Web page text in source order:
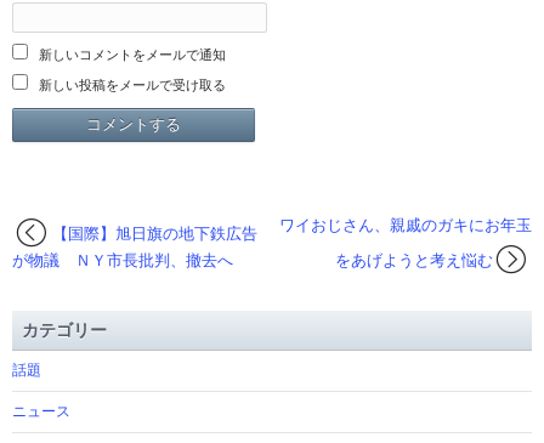
新しいコメントをメールで通知
新しい投稿をメールで受け取る
ワイおじさん、親戚のガキにお年玉
をあげようと考え悩む
【国際】旭日旗の地下鉄広告
が物議 ＮＹ市長批判、撤去へ
カテゴリー
話題
ニュース